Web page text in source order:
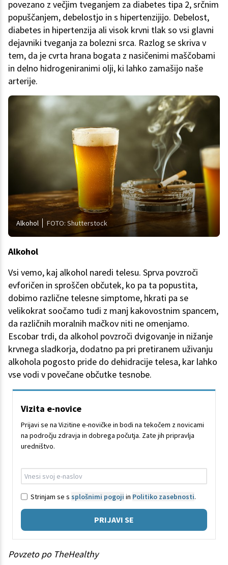
povezano z večjim tveganjem za diabetes tipa 2, srčnim
popuščanjem, debelostjo in s hipertenzijijo. Debelost,
diabetes in hipertenzija ali visok krvni tlak so vsi glavni
dejavniki tveganja za bolezni srca. Razlog se skriva v
tem, da je cvrta hrana bogata z nasičenimi maščobami
in delno hidrogeniranimi olji, ki lahko zamašijo naše
arterije.
Alkohol FOTO: Shutterstock
Alkohol
Vsi vemo, kaj alkohol naredi telesu. Sprva povzroči
evforičen in sproščen občutek, ko pa ta popustita,
dobimo različne telesne simptome, hkrati pa se
velikokrat soočamo tudi z manj kakovostnim spancem,
da različnih moralnih mačkov niti ne omenjamo.
Escobar trdi, da alkohol povzroči dvigovanje in nižanje
krvnega sladkorja, dodatno pa pri pretiranem uživanju
alkohola pogosto pride do dehidracije telesa, kar lahko
vse vodi v povečane občutke tesnobe.
Vizita e-novice
Prijavi se na Vizitine e-novičke in bodi na tekočem z novicami
na področju zdravja in dobrega počutja. Zate jih pripravlja
uredništvo.
Strinjam se s splošnimi pogoji in Politiko zasebnosti.
PRIJAVI SE
Povzeto po TheHealthy